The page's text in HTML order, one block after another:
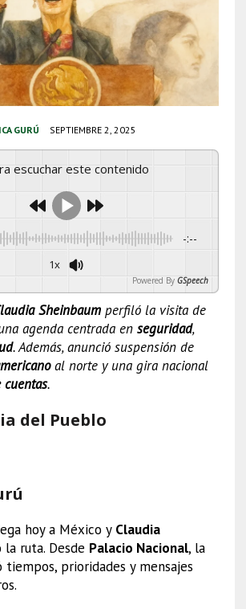
GURÚ SEPTIEMBRE 2, 2025
escuchar este contenido
-:--
1x
Powered By GSpeech
Sheinbaumperfiló la visita de
agenda centrada en seguridad,
. Además, anunció suspensión de
al norte y una gira nacional
.
del Pueblo
hoy a México y Claudia
la ruta. Desde Palacio Nacional, la
prioridades y mensajes